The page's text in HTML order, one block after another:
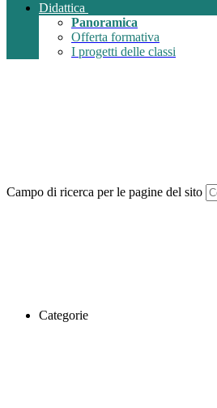
Didattica
Panoramica
Offerta formativa
I progetti delle classi
Campo di ricerca per le pagine del sito
Categorie